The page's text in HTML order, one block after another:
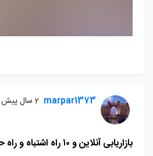
marpar1373 2 سال پیش
بازاریابی آنلاین و ۱۰ راه اشتباه و راه حل ها